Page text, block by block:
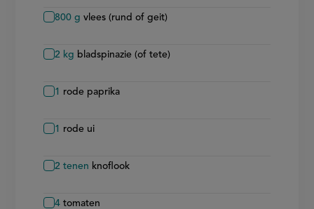
800 g vlees (rund of geit)
2 kg bladspinazie (of tete)
1 rode paprika
1 rode ui
2 tenen knoflook
4 tomaten